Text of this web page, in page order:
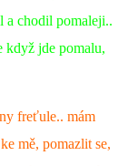
a chodil pomaleji..
když jde pomalu,
freťule.. mám
mě, pomazlit se,